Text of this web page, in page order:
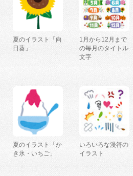
夏のイラスト「向
日葵」
1月から12月まで
の毎月のタイトル
文字
夏のイラスト「か
き氷・いちご」
いろいろな漫符の
イラスト